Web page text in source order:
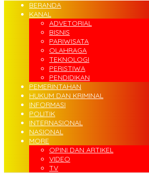
BERANDA
KANAL
ADVETORIAL
BISNIS
PARIWISATA
OLAHRAGA
TEKNOLOGI
PERISTIWA
PENDIDIKAN
PEMERINTAHAN
HUKUM DAN KRIMINAL
INFORMASI
POLITIK
INTERNASIONAL
NASIONAL
MORE
OPINI DAN ARTIKEL
VIDEO
TV